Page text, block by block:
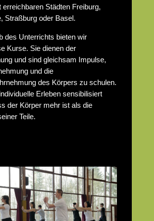
erreichbaren Städten Freiburg,
Straßburg oder Basel.
des Unterrichts bieten wir
Kurse. Sie dienen der
und sind gleichsam Impulse,
und die
des Körpers zu schulen.
Erleben sensibilisiert
der Körper mehr ist als die
Teile.